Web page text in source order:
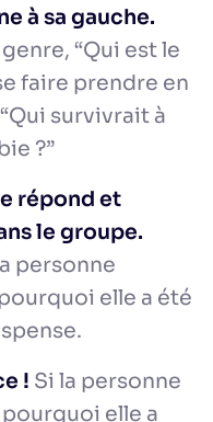
à sa gauche.
“Qui est le
faire prendre en
survivrait à
?”
répond et
le groupe.
personne
elle a été
! Si la personne
elle a